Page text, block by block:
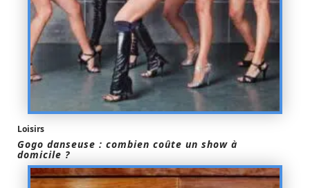
Loisirs
Gogo danseuse : combien coûte un show à
domicile ?